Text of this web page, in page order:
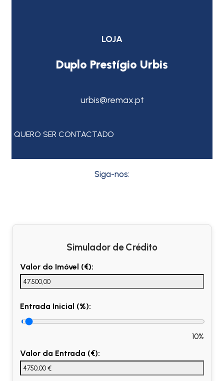
LOJA
Duplo Prestígio Urbis
urbis@remax.pt
QUERO SER CONTACTADO
Siga-nos:
Simulador de Crédito
Valor do Imóvel (€):
Entrada Inicial (%):
10%
Valor da Entrada (€):